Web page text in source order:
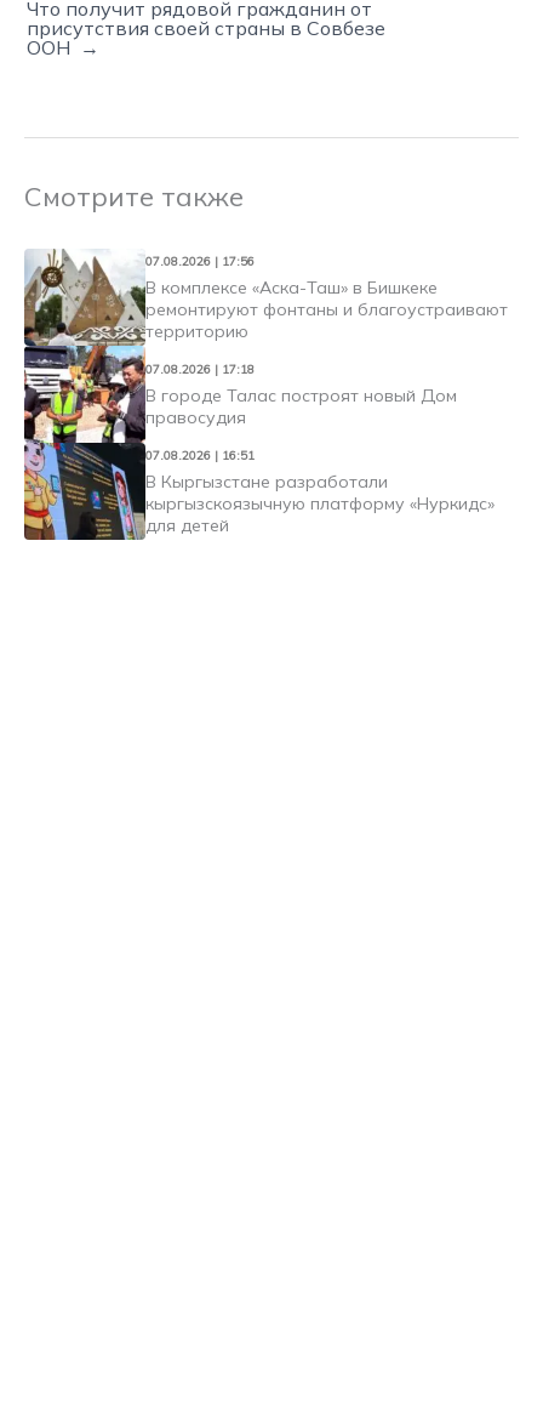
Что получит рядовой гражданин от
присутствия своей страны в Совбезе
ООН →
Смотрите также
07.08.2026 | 17:56
В комплексе «Аска-Таш» в Бишкеке
ремонтируют фонтаны и благоустраивают
территорию
07.08.2026 | 17:18
В городе Талас построят новый Дом
правосудия
07.08.2026 | 16:51
В Кыргызстане разработали
кыргызскоязычную платформу «Нуркидс»
для детей